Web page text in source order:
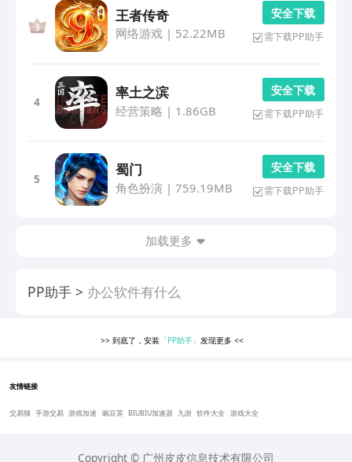
王者传奇
网络游戏| 52.22MB
安 全 下 载
需下载PP助手
4
率土之滨
经营策略 | 1.86GB
安 全 下 载
需下载PP助手
5
蜀门
角色扮演 | 759.19MB
安 全 下 载
需下载PP助手
加载更多
PP助手 办公软件有什么
>> 到底了，安装 「PP助手」 发现更多<<
友情链接
交易猫 手游交易 游戏加速 豌豆荚 BIUBIU加速器 九游 软件大全 游戏大全
Copyright © 广州皮皮信息技术有限公司